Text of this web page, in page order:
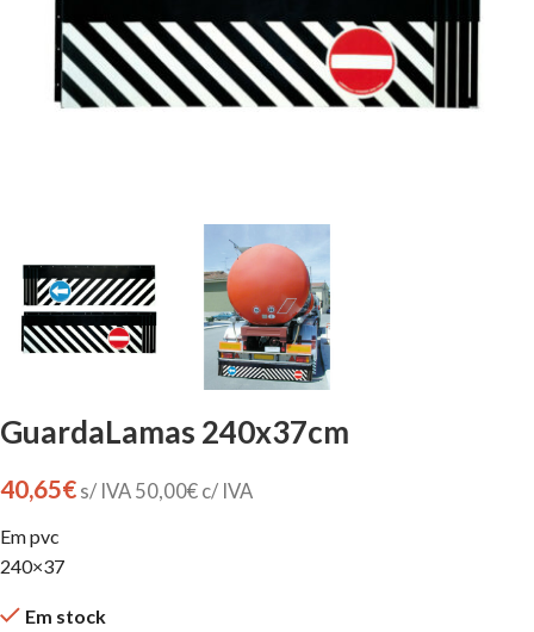
GuardaLamas 240x37cm
40,65€ s/ IVA 50,00€ c/ IVA
Em pvc
240×37
Em stock